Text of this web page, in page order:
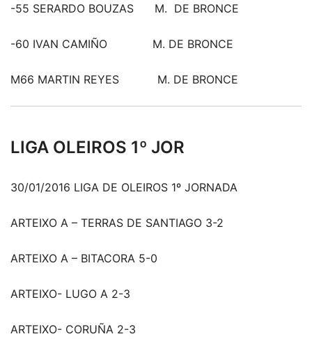
-55 SERARDO BOUZAS M. DE BRONCE
-60 IVAN CAMIÑO M. DE BRONCE
M66 MARTIN REYES M. DE BRONCE
LIGA OLEIROS 1º JOR
30/01/2016 LIGA DE OLEIROS 1º JORNADA
ARTEIXO A – TERRAS DE SANTIAGO 3-2
ARTEIXO A – BITACORA 5-0
ARTEIXO- LUGO A 2-3
ARTEIXO- CORUÑA 2-3